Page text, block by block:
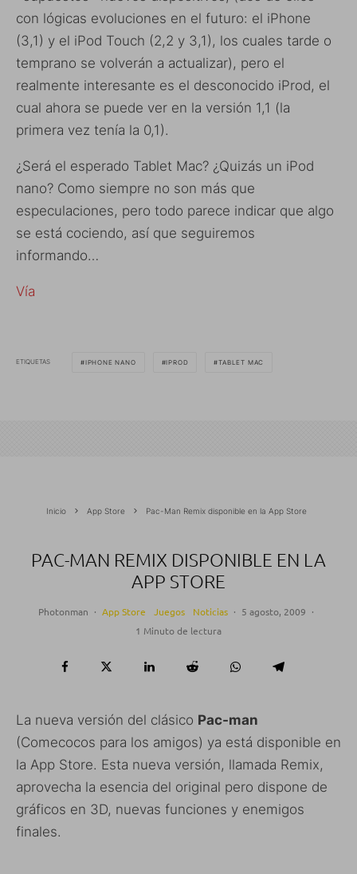
con lógicas evoluciones en el futuro: el iPhone
(3,1) y el iPod Touch (2,2 y 3,1), los cuales tarde o
temprano se volverán a actualizar), pero el
realmente interesante es el desconocido iProd, el
cual ahora se puede ver en la versión 1,1 (la
primera vez tenía la 0,1).
¿Será el esperado Tablet Mac? ¿Quizás un iPod
nano? Como siempre no son más que
especulaciones, pero todo parece indicar que algo
se está cociendo, así que seguiremos
informando…
Vía
ETIQUETAS IPHONE NANO IPROD TABLET MAC
Inicio App Store Pac-Man Remix disponible en la App Store
PAC-MAN REMIX DISPONIBLE EN LA
APP STORE
Photonman · App Store Juegos Noticias · 5 agosto, 2009 ·
1 Minuto de lectura
La nueva versión del clásico Pac-man
(Comecocos para los amigos) ya está disponible en
la App Store. Esta nueva versión, llamada Remix,
aprovecha la esencia del original pero dispone de
gráficos en 3D, nuevas funciones y enemigos
finales.